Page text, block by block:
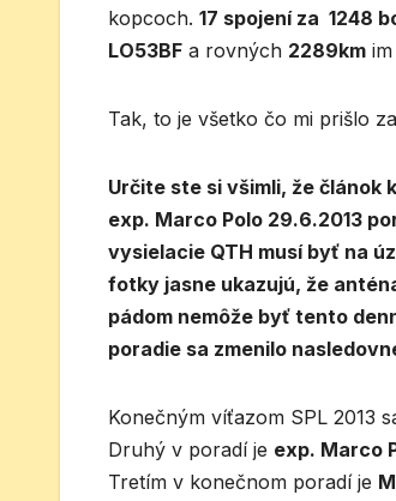
kopcoch. 17 spojení za 1248
LO53BF a rovných 2289km
Tak, to je všetko čo mi prišlo
Určite ste si všimli, že článok
exp. Marco Polo 29.6.2013
vysielacie QTH musí byť na
fotky jasne ukazujú, že
pádom nemôže byť tento
poradie sa zmenilo
Konečným víťazom SPL 2013
Druhý v poradí je exp. Marco
Tretím v konečnom poradí je